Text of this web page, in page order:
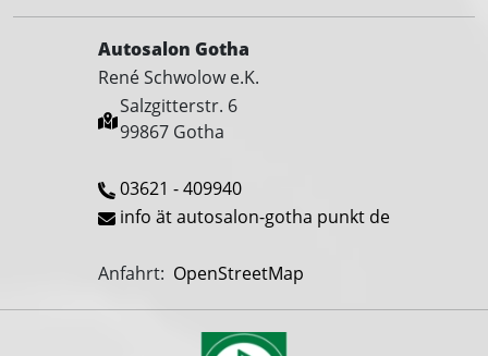
Autosalon Gotha
René Schwolow e.K.
Salzgitterstr. 6
99867 Gotha
03621 - 409940
info ät autosalon-gotha punkt de
Anfahrt: OpenStreetMap